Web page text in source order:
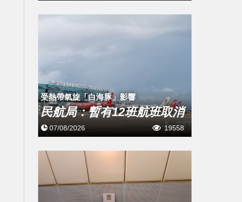
受熱帶氣旋「白海豚」影響
民航局：暫有12班航班取消
07/08/2026 19558